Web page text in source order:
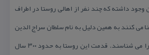
وجود داشته كه چند نفر از اهالی روستا در اطراف
می كنند به همین دلیل به نام سلطان سراج الدین
هم اكنون این روستا را می شناسند. قدمت این روستا به حدود ۳۰۰ سال